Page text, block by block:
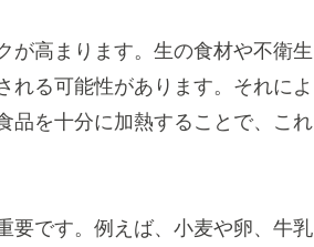
が高まります。生の食材や不衛生
れる可能性があります。それによ
品を十分に加熱することで、これ
要です。例えば、小麦や卵、牛乳